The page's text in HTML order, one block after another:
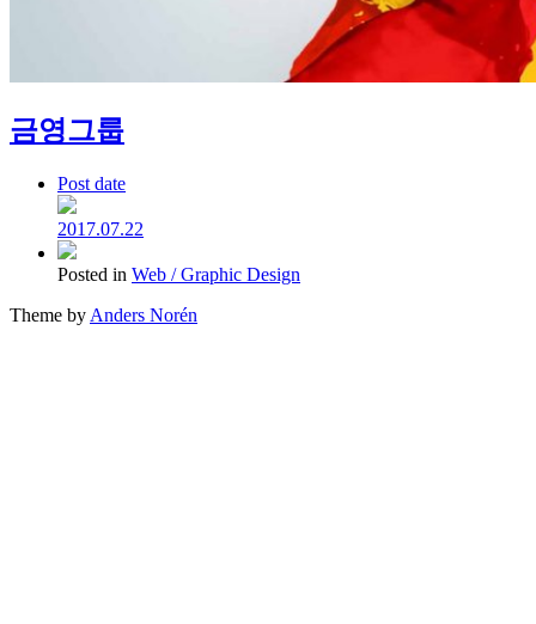
금영그룹
Post date
2017.07.22
Posted in Web / Graphic Design
Theme by Anders Norén